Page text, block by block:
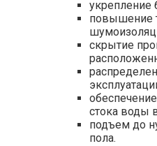
укрепление
повышение
скрытие
стока воды
подъем до
пола.